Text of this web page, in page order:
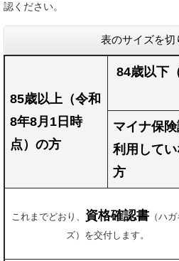
認ください。
表のサイズを切
85歳以上（令和
8年8月1日時
点）の方
84歳以下
マイナ保
利用して
方
これまでどおり、 資格確認書（ハガ
ズ）を交付します。